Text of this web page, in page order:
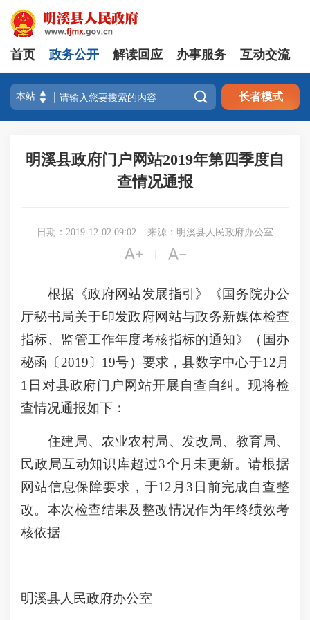
首页 政务公开 解读回应 办事服务 互动交流
 长者模式
明溪县政府门户网站2019年第四季度自
查情况通报
日期：2019-12-02 09:02 来源：明溪县人民政府办公室
 
根据《政府网站发展指引》《国务院办公
厅秘书局关于印发政府网站与政务新媒体检查
指标、监管工作年度考核指标的通知》（国办
秘函〔2019〕19号）要求，县数字中心于12月
1日对县政府门户网站开展自查自纠。现将检
查情况通报如下：
住建局、农业农村局、发改局、教育局、
民政局互动知识库超过3个月未更新。请根据
网站信息保障要求，于12月3日前完成自查整
改。本次检查结果及整改情况作为年终绩效考
核依据。
明溪县人民政府办公室